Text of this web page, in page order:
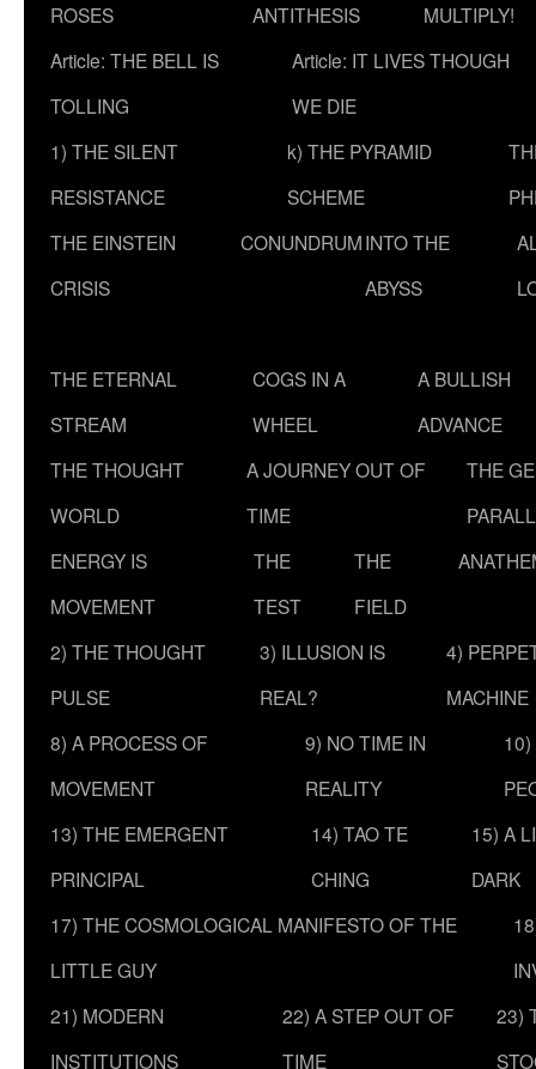
ROSES
ANTITHESIS
MULTIPLY!
Article: THE BELL IS
TOLLING
Article: IT LIVES THOUGH
WE DIE
1) THE SILENT
RESISTANCE
k) THE PYRAMID
SCHEME
THE EINSTEIN
CRISIS
CONUNDRUMINTO THE
ABYSS
THE ETERNAL
STREAM
COGS IN A
WHEEL
A BULLISH
ADVANCE
THE THOUGHT
WORLD
A JOURNEY OUT OF
TIME
THE
ENERGY IS
MOVEMENT
THE
TEST
THE
FIELD
2) THE THOUGHT
PULSE
3) ILLUSION IS
REAL?
4)
MACHINE
8) A PROCESS OF
MOVEMENT
9) NO TIME IN
REALITY
13) THE EMERGENT
PRINCIPAL
14) TAO TE
CHING
15) A
DARK
17) THE COSMOLOGICAL MANIFESTO OF THE
LITTLE GUY
21) MODERN
INSTITUTIONS
22) A STEP OUT OF
TIME
23)